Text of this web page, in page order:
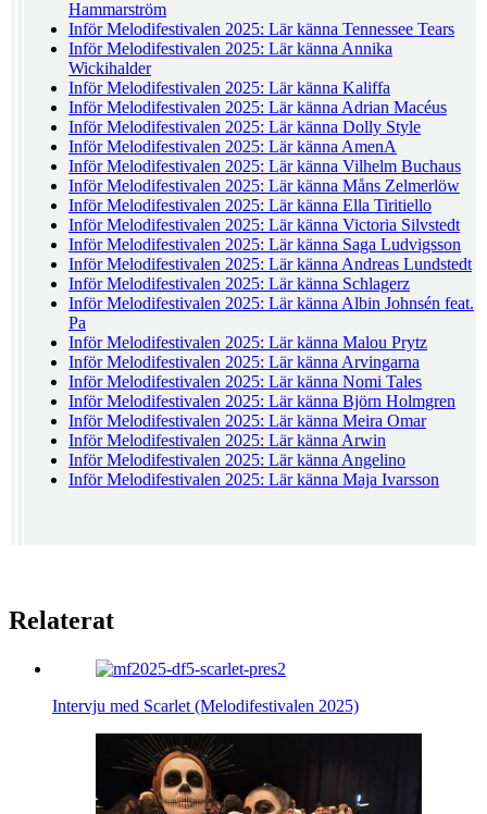
Hammarström
Inför Melodifestivalen 2025: Lär känna Tennessee Tears
Inför Melodifestivalen 2025: Lär känna Annika
Wickihalder
Inför Melodifestivalen 2025: Lär känna Kaliffa
Inför Melodifestivalen 2025: Lär känna Adrian Macéus
Inför Melodifestivalen 2025: Lär känna Dolly Style
Inför Melodifestivalen 2025: Lär känna AmenA
Inför Melodifestivalen 2025: Lär känna Vilhelm Buchaus
Inför Melodifestivalen 2025: Lär känna Måns Zelmerlöw
Inför Melodifestivalen 2025: Lär känna Ella Tiritiello
Inför Melodifestivalen 2025: Lär känna Victoria Silvstedt
Inför Melodifestivalen 2025: Lär känna Saga Ludvigsson
Inför Melodifestivalen 2025: Lär känna Andreas Lundstedt
Inför Melodifestivalen 2025: Lär känna Schlagerz
Inför Melodifestivalen 2025: Lär känna Albin Johnsén feat.
Pa
Inför Melodifestivalen 2025: Lär känna Malou Prytz
Inför Melodifestivalen 2025: Lär känna Arvingarna
Inför Melodifestivalen 2025: Lär känna Nomi Tales
Inför Melodifestivalen 2025: Lär känna Björn Holmgren
Inför Melodifestivalen 2025: Lär känna Meira Omar
Inför Melodifestivalen 2025: Lär känna Arwin
Inför Melodifestivalen 2025: Lär känna Angelino
Inför Melodifestivalen 2025: Lär känna Maja Ivarsson
Relaterat
Intervju med Scarlet (Melodifestivalen 2025)